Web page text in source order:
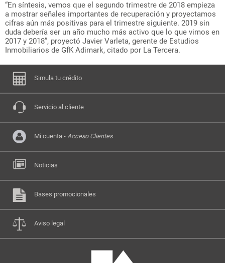
“En síntesis, vemos que el segundo trimestre de 2018 empieza
a mostrar señales importantes de recuperación y proyectamos
cifras aún más positivas para el trimestre siguiente. 2019 sin
duda debería ser un año mucho más activo que lo que vimos en
2017 y 2018”, proyectó Javier Varleta, gerente de Estudios
Inmobiliarios de GfK Adimark, citado por La Tercera.
Simula tu crédito
Servicio al cliente
Mi cuenta - Acceso Clientes
Noticias
Bases promocionales
Aviso legal